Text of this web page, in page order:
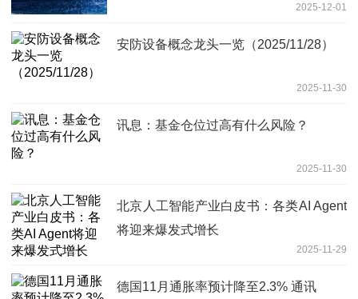
2025-12-01
安防设备概念龙头一览（2025/11/28）
2025-11-30
讯息：基金仓位过高有什么风险？
2025-11-30
北京人工智能产业白皮书：各类AI Agent
将迎来爆发式增长
2025-11-29
德国11月通胀率预计降至2.3% 通讯